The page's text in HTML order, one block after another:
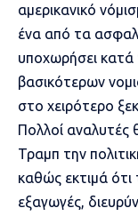
αμερικανικό
ένα από τα
υποχωρήσει κατά
βασικότερων
στο χειρότερο
Πολλοί αναλυτές
Τραμπ την
καθώς εκτιμά ότι
εξαγωγές,